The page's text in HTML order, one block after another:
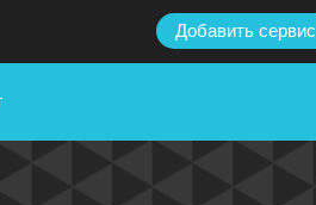
Добавить сервис